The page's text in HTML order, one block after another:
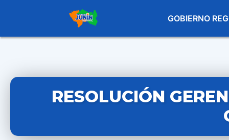
GOBIERNO
RESOLUCIÓN